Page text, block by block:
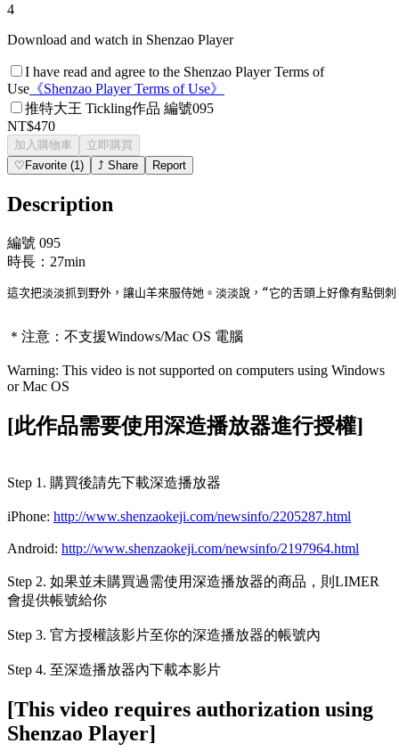
4
Download and watch in Shenzao Player
I have read and agree to the Shenzao Player Terms of
Use 《Shenzao Player Terms of Use》
推特大王 Tickling作品 編號095
NT$470
加入購物車
立即購買
♡ Favorite (1 ) ⤴ Share Report
Description
編號 095
時長：27min
這次把淡淡抓到野外，讓山羊來服侍她。淡淡說，“它的舌頭上好像有點倒
＊注意： 不支援Windows/Mac OS 電腦
Warning: This video is not supported on computers using Windows
or Mac OS
[此作品需要使用深造播放器進行授權]
Step 1. 購買後請先下載深造播放器
iPhone: http://www.shenzaokeji.com/newsinfo/2205287.html
Android: http://www.shenzaokeji.com/newsinfo/2197964.html
Step 2. 如果並未購買過需使用深造播放器的商品，則LIMER
會提供帳號給你
Step 3. 官方授權該影片至你的深造播放器的帳號內
Step 4. 至深造播放器內下載本影片
[This video requires authorization using
Shenzao Player]